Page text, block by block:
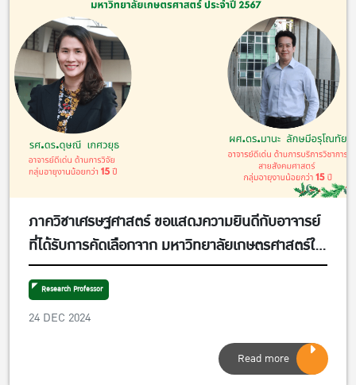
ภาควิชาเศรษฐศาสตร์ ขอแสดงความยินดีกับอาจารย์
ที่ได้รับการคัดเลือกจาก มหาวิทยาลัยเกษตรศาสตร์ให้
เป็น อาจารย์ดีเด่น มหาวิทยาลัยเกษตรศาสตร์ ประจำปี
2567Research Professor
24 DEC 2024
Read more